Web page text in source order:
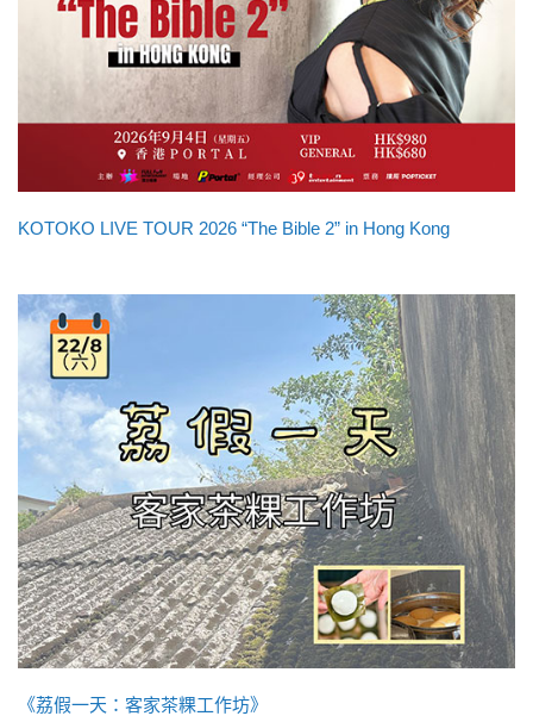
KOTOKO LIVE TOUR 2026 “The Bible 2” in Hong Kong
《荔假一天：客家茶粿工作坊》